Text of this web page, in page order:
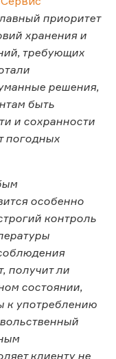
приоритет
хранения и
требующих
решения,
быть
и сохранности
погодных
особенно
контроль
получит ли
состоянии,
к употреблению
клиенту не